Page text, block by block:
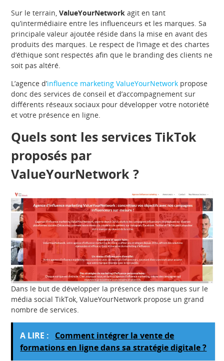
Sur le terrain,ValueYourNetworkagit en tant
qu’intermédiaire entre les influenceurs et les marques. Sa
principale valeur ajoutée réside dans la mise en avant des
produits des marques. Le respect de l’image et des chartes
d’éthique sont respectés afin que le branding des clients ne
soit pas altéré.
L’agence d’influence marketing ValueYourNetwork propose
donc des services de conseil et d’accompagnement sur
différents réseaux sociaux pour développer votre notoriété
et votre présence en ligne.
Quels sont les services TikTok
proposés par
ValueYourNetwork ?
Dans le but de développer la présence des marques sur le
média social TikTok, ValueYourNetwork propose un grand
nombre de services.
A LIRE :
Comment intégrer la vente de
formations en ligne dans sa stratégie digitale ?